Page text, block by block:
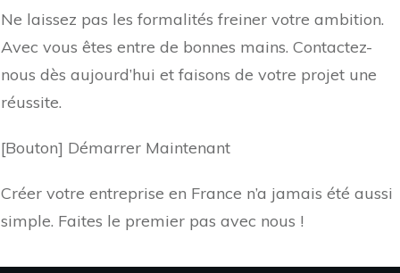
Ne laissez pas les formalités freiner votre ambition.
Avec vous êtes entre de bonnes mains. Contactez-
nous dès aujourd’hui et faisons de votre projet une
réussite.
[Bouton] Démarrer Maintenant
Créer votre entreprise en France n’a jamais été aussi
simple. Faites le premier pas avec nous !